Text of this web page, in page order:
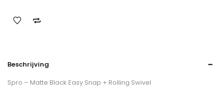
Beschrijving
Spro – Matte Black Easy Snap + Rolling Swivel